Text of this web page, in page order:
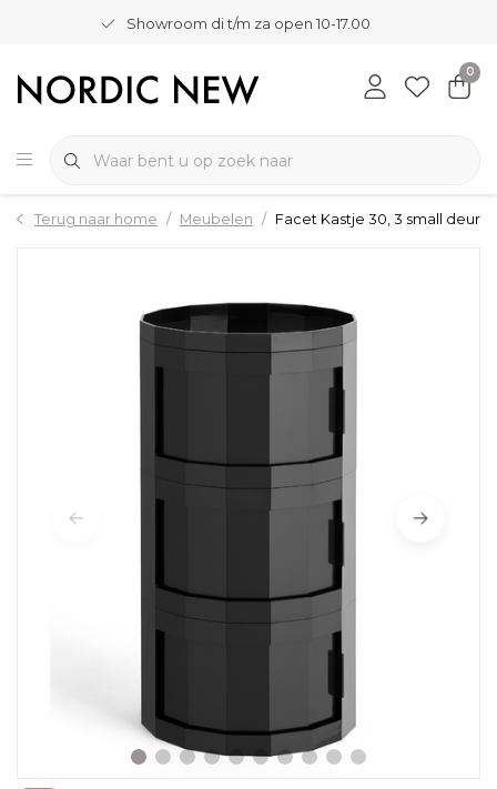
Showroom di t/m za open 10-17.00
0
Terug naar home Meubelen Facet Kastje 30, 3 small deur